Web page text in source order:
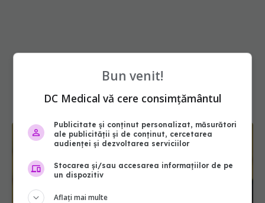
Bun venit!
DC Medical vă cere consimțământul
Publicitate și conținut personalizat, măsurători
ale publicității și de conținut, cercetarea
audienței și dezvoltarea serviciilor
Stocarea și/sau accesarea informațiilor de pe
un dispozitiv
Aflați mai multe